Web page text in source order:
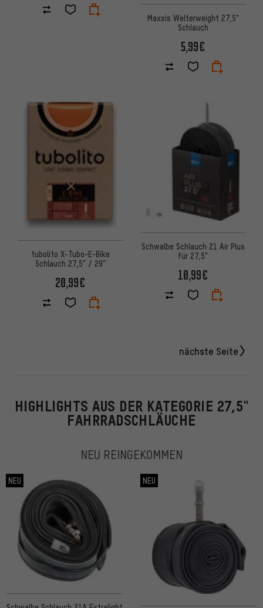
Maxxis Welterweight 27,5"
Schlauch
5,99€
tubolito X-Tubo-E-Bike
Schlauch 27,5" / 29"
20,99€
Schwalbe Schlauch 21 Air Plus
für 27,5"
10,99€
nächste Seite
HIGHLIGHTS AUS DER KATEGORIE 27,5"
FAHRRADSCHLÄUCHE
NEU REINGEKOMMEN
NEU NEU